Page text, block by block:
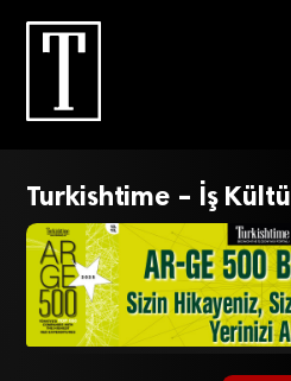
Turkishtime – İş